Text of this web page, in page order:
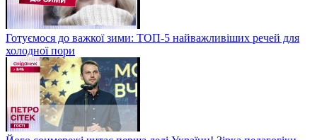
Готуємося до важкої зими: ТОП-5 найважливіших речей для
холодної пори